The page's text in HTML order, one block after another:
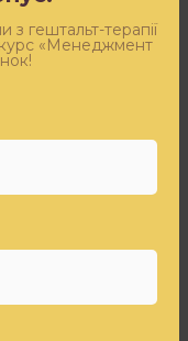
доступ
Ігоря Погодіна
гештальт-терапії
курс «Менеджмент